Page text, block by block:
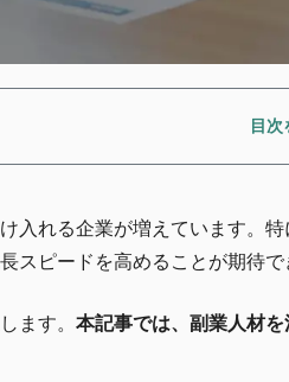
入れる企業が増えています。特
スピードを高めることが期待で
ます。 本記事では、副業人材を